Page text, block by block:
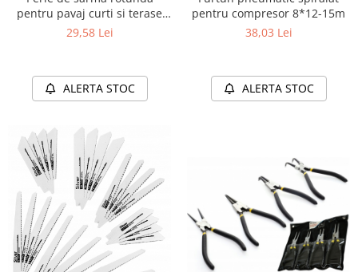
pentru pavaj curti si terase
diametru de 20 mm
29,58 Lei
ALERTA STOC
pentru compresor 8*12-15m
38,03 Lei
ALERTA STOC